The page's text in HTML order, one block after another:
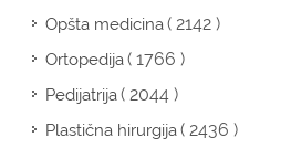
Opšta medicina( 2142 )
Ortopedija( 1766 )
Pedijatrija( 2044 )
Plastična hirurgija( 2436 )